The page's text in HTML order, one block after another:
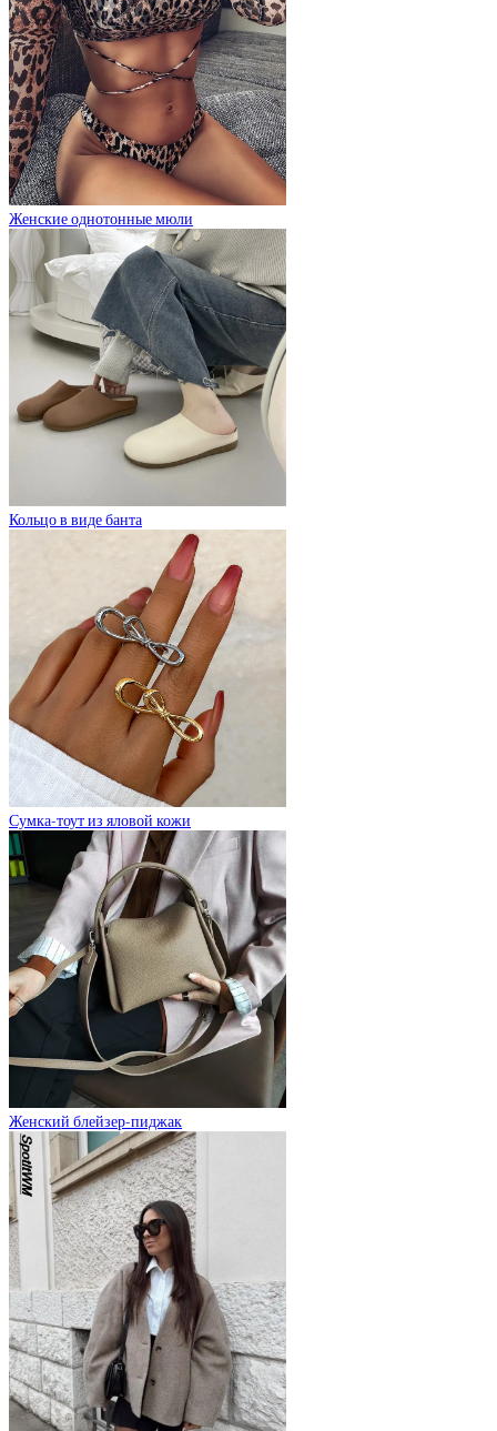
Женские однотонные мюли
Кольцо в виде банта
Сумка-тоут из яловой кожи
Женский блейзер-пиджак